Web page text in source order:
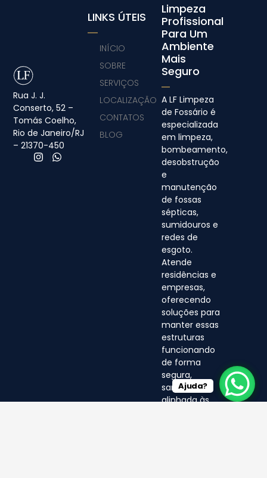
Rua J. J.
Conserto, 52 –
Tomás Coelho,
Rio de Janeiro/RJ
– 21370-450
Limpeza
Profissional
Para Um
Ambiente
Mais
Seguro
A LF Limpeza
de Fossário é
especializada
em limpeza,
bombeamento,
desobstrução
e
manutenção
de fossas
sépticas,
sumidouros e
redes de
esgoto.
Atende
residências e
empresas,
oferecendo
soluções para
manter essas
estruturas
funcionando
de forma
segura,
sanitária e
alinhada às
LINKS ÚTEIS
INÍCIO
SOBRE
SERVIÇOS
LOCALIZAÇÃO
CONTATOS
BLOG
Ajuda?